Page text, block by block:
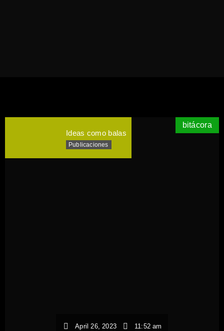
Ideas como balas
Publicaciones
bitácora
April 26, 2023 11:52 am